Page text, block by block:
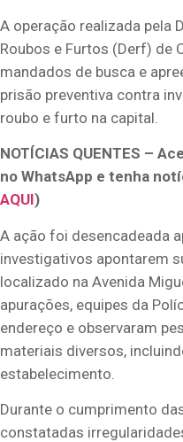
A operação realizada pela
Roubos e Furtos (Derf) de
mandados de busca e
prisão preventiva contra
roubo e furto na capital.
NOTÍCIAS QUENTES –
no WhatsApp e tenha
AQUI)
A ação foi desencadeada
investigativos apontarem
localizado na Avenida
apurações, equipes da
endereço e observaram
materiais diversos,
estabelecimento.
Durante o cumprimento
constatadas